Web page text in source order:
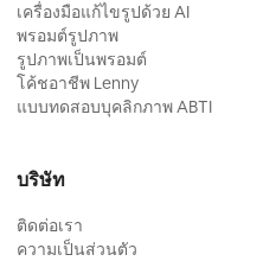
เครื่องมือแก้ไขรูปด้วย AI
พรอมต์รูปภาพ
รูปภาพเป็นพรอมต์
โค้ชอาชีพ Lenny
แบบทดสอบบุคลิกภาพ ABTI
บริษัท
ติดต่อเรา
ความเป็นส่วนตัว